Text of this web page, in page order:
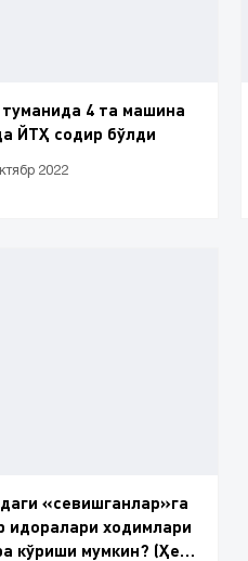
4 та машина
ЙТҲ содир бўлди
2022
«севишганлар»га
идоралари ходимлари
кўриши мумкин? (Ҳеч